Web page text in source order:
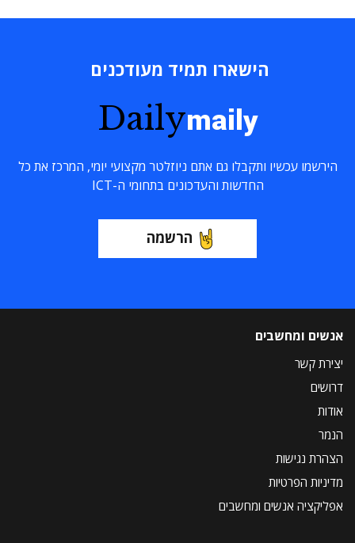
הישארו תמיד מעודכנים
Dailymaily
הירשמו עכשיו ותקבלו גם אתם ניוזלטר מקצועי יומי, המרכז את כל
החדשות והעדכונים בתחומי ה-ICT
הרשמה
אנשים ומחשבים
יצירת קשר
דרושים
אודות
הנמר
הצהרת נגישות
מדיניות הפרטיות
אפליקציה אנשים ומחשבים